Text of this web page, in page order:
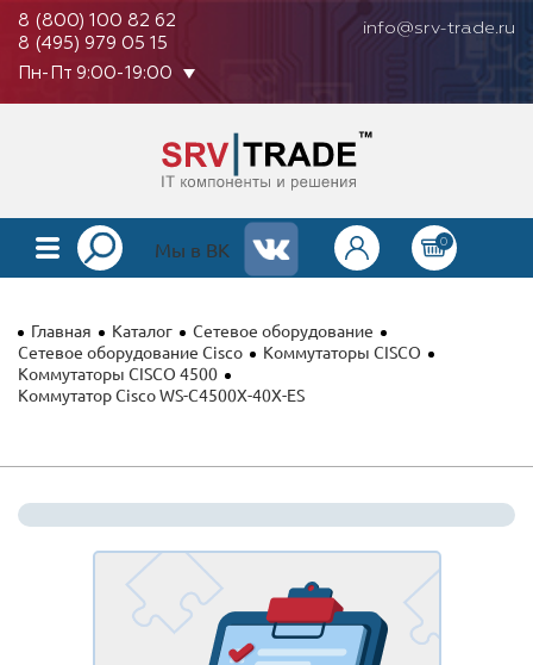
8 (800) 100 82 62
8 (495) 979 05 15
info@srv-trade.ru
Пн-Пт 9:00-19:00
КАТАЛОГ
ОПЛАТА
ГАРАНТИЯ
АКЦИИ
Мы в ВК 0
Главная Каталог
Сетевое оборудование
Сетевое оборудование Cisco
Коммутаторы CISCO
Коммутаторы CISCO 4500
Коммутатор Cisco WS-C4500X-40X-ES